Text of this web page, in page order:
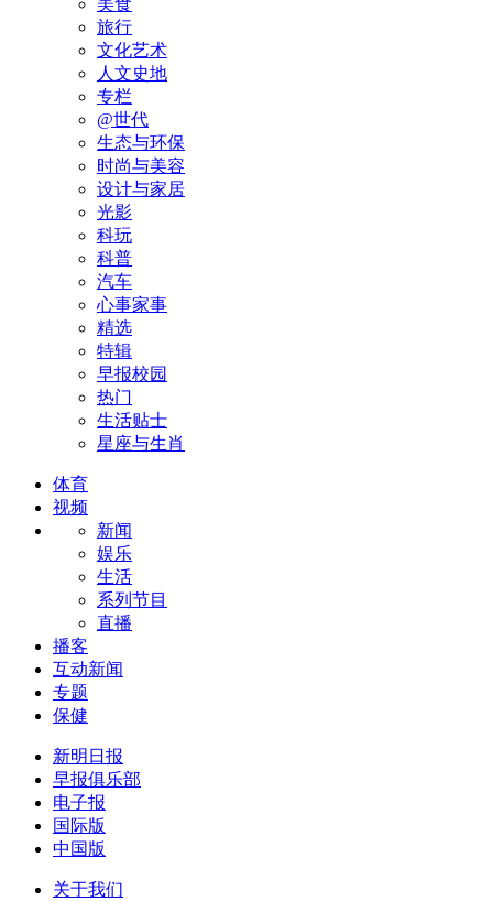
美食
旅行
文化艺术
人文史地
专栏
@世代
生态与环保
时尚与美容
设计与家居
光影
科玩
科普
汽车
心事家事
精选
特辑
早报校园
热门
生活贴士
星座与生肖
体育
视频
新闻
娱乐
生活
系列节目
直播
播客
互动新闻
专题
保健
新明日报
早报俱乐部
电子报
国际版
中国版
关于我们